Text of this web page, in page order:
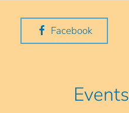
Facebook
Events